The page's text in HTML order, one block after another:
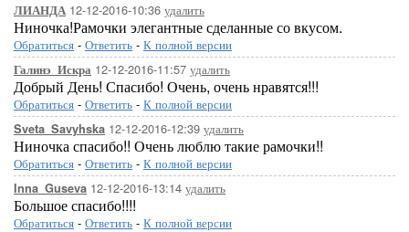
ЛИАНДА 12-12-2016-10:36 удалить
Ниночка!Рамочки элегантные сделанные со вкусом.
Обратиться - Ответить - К полной версии
Галинэ_Искра 12-12-2016-11:57 удалить
Добрый День! Спасибо! Очень, очень нравятся!!!
Обратиться - Ответить - К полной версии
Sveta_Savyhska 12-12-2016-12:39 удалить
Ниночка спасибо!! Очень люблю такие рамочки!!
Обратиться - Ответить - К полной версии
Inna_Guseva 12-12-2016-13:14 удалить
Большое спасибо!!!!
Обратиться - Ответить - К полной версии